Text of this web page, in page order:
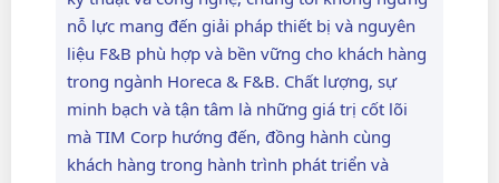
nỗ lực mang đến giải pháp thiết bị và nguyên
liệu F&B phù hợp và bền vững cho khách hàng
trong ngành Horeca & F&B. Chất lượng, sự
minh bạch và tận tâm là những giá trị cốt lõi
mà TIM Corp hướng đến, đồng hành cùng
khách hàng trong hành trình phát triển và